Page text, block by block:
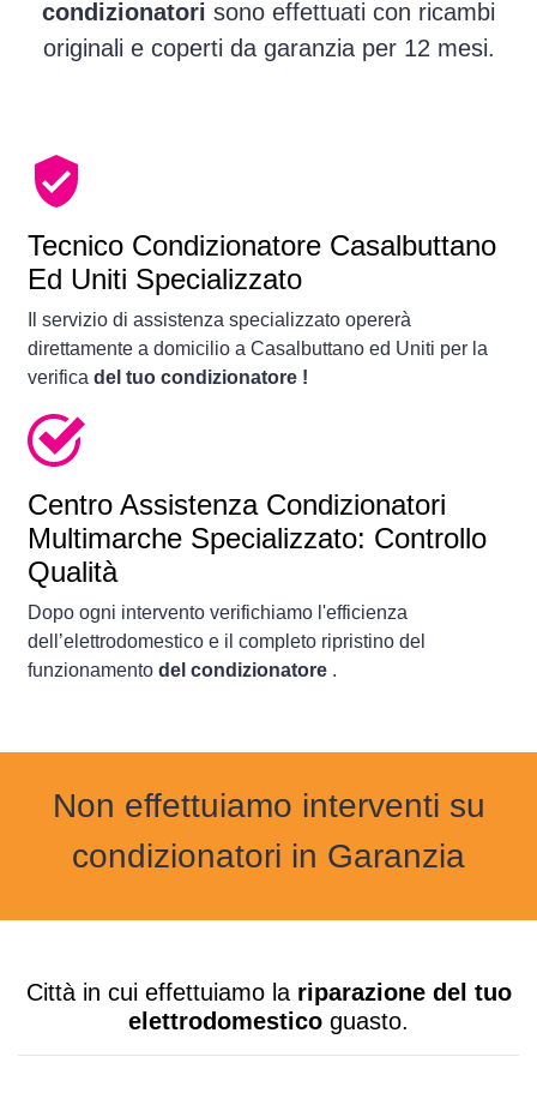
condizionatori sono effettuati con ricambi
originali e coperti da garanzia per 12 mesi.
Tecnico Condizionatore Casalbuttano
Ed Uniti Specializzato
Il servizio di assistenza specializzato opererà
direttamente a domicilio a Casalbuttano ed Uniti per la
verifica del tuo condizionatore !
Centro Assistenza Condizionatori
Multimarche Specializzato: Controllo
Qualità
Dopo ogni intervento verifichiamo l'efficienza
dell’elettrodomestico e il completo ripristino del
funzionamento del condizionatore .
Non effettuiamo interventi su
condizionatori in Garanzia
Città in cui effettuiamo la riparazione del tuo
elettrodomestico guasto.